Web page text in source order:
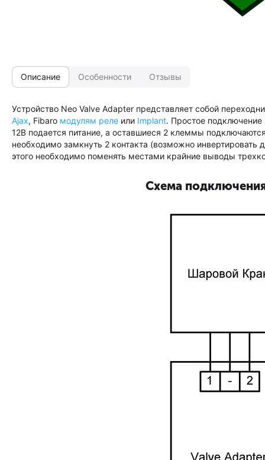
Описание Особенности Отзывы
Устройство Neo Valve Adapter представляет собой
Ajax, Fibaro модулям реле или Implant. Простое
12В подается питание, а оставшиеся 2 клеммы
необходимо замкнуть 2 контакта (возможно
этого необходимо поменять местами крайние выводы
Схема